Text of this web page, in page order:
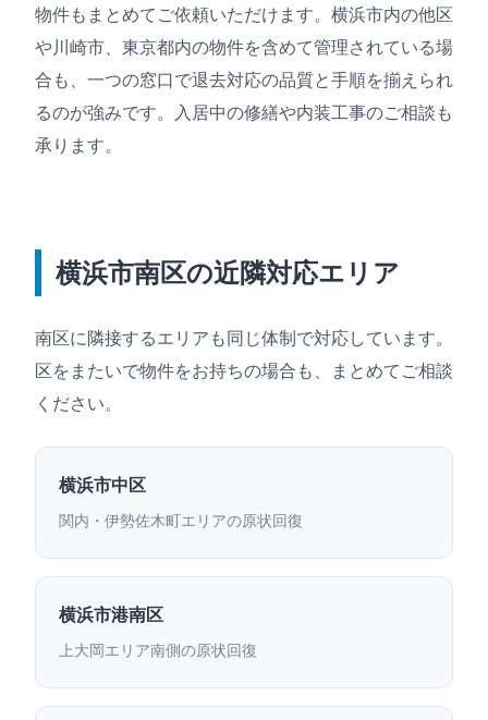
物件もまとめてご依頼いただけます。横浜市内の他区
や川崎市、東京都内の物件を含めて管理されている場
合も、一つの窓口で退去対応の品質と手順を揃えられ
るのが強みです。入居中の修繕や内装工事のご相談も
承ります。
横浜市南区の近隣対応エリア
南区に隣接するエリアも同じ体制で対応しています。
区をまたいで物件をお持ちの場合も、まとめてご相談
ください。
横浜市中区
関内・伊勢佐木町エリアの原状回復
横浜市港南区
上大岡エリア南側の原状回復